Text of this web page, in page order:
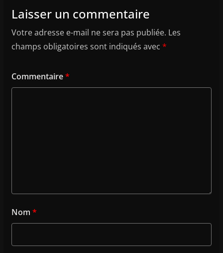
Laisser un commentaire
Votre adresse e-mail ne sera pas publiée. Les
champs obligatoires sont indiqués avec *
Commentaire*
Nom *